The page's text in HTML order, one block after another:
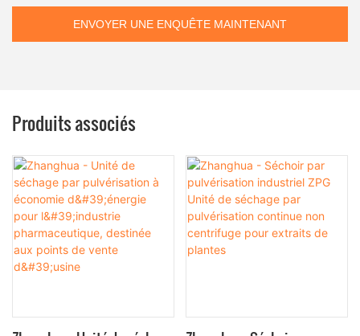
ENVOYER UNE ENQUÊTE MAINTENANT
Produits associés